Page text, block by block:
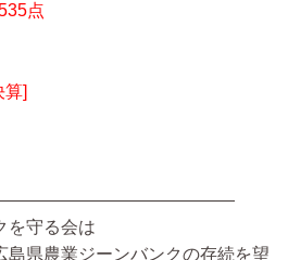
点
算]
を守る会は
島県農業ジーンバンクの存続を望